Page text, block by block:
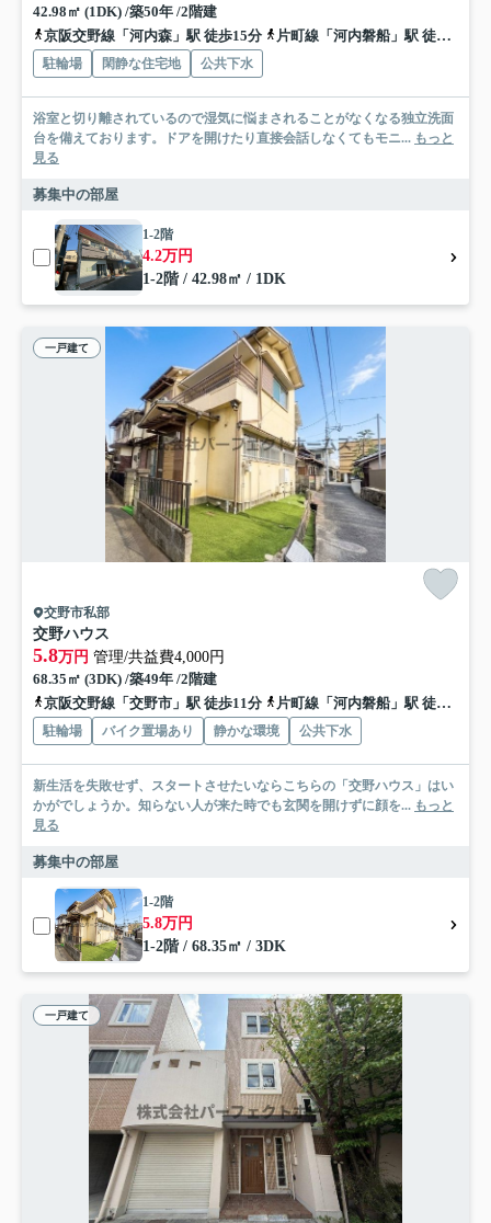
42.98㎡ (1DK) /築50年 /2階建
京阪交野線「河内森」駅 徒歩15分
片町線「河内磐船」駅 徒歩16分
駐輪場 閑静な住宅地 公共下水
浴室と切り離されているので湿気に悩まされることがなくなる独立洗面
台を備えております。ドアを開けたり直接会話しなくてもモニ... もっと
見る
募集中の部屋
1-2階
4.2万円
1-2階 / 42.98㎡ / 1DK
一戸建て
交野市私部
交野ハウス
5.8万円 管理/共益費4,000円
68.35㎡ (3DK) /築49年 /2階建
京阪交野線「交野市」駅 徒歩11分
片町線「河内磐船」駅 徒歩20分
駐輪場 バイク置場あり 静かな環境 公共下水
新生活を失敗せず、スタートさせたいならこちらの「交野ハウス」はい
かがでしょうか。知らない人が来た時でも玄関を開けずに顔を... もっと
見る
募集中の部屋
1-2階
5.8万円
1-2階 / 68.35㎡ / 3DK
一戸建て